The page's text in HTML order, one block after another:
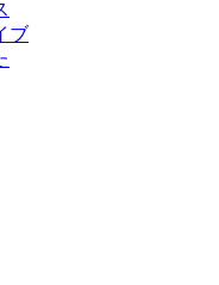
ブ